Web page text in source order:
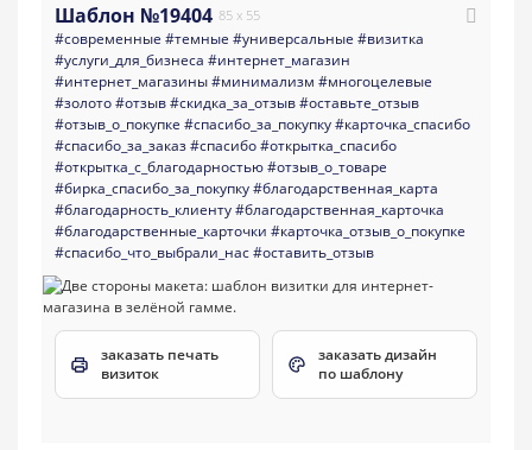
Шаблон №19404 85 x 55
#современные #темные #универсальные #визитка
#услуги_для_бизнеса #интернет_магазин
#интернет_магазины#минимализм #многоцелевые
#золото#отзыв#скидка_за_отзыв#оставьте_отзыв
#отзыв_о_покупке #спасибо_за_покупку#карточка_спасибо
#спасибо_за_заказ#спасибо#открытка_спасибо
#открытка_с_благодарностью#отзыв_о_товаре
#бирка_спасибо_за_покупку#благодарственная_карта
#благодарность_клиенту#благодарственная_карточка
#благодарственные_карточки #карточка_отзыв_о_покупке
#спасибо_что_выбрали_нас#оставить_отзыв
заказать печать
визиток
заказать дизайн
по шаблону